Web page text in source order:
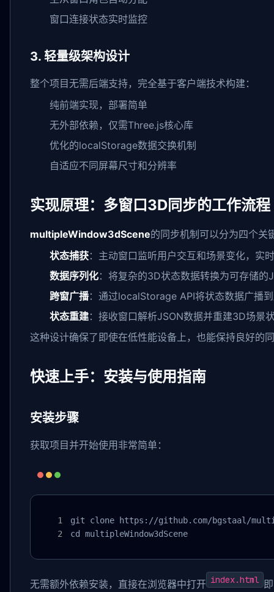
窗口连接状态实时监控
3. 轻量级架构设计
整个项目无需后端支持，完全基于客户端技术构建：
纯前端实现，部署简单
无外部依赖，仅需Three.js核心库
优化的localStorage数据交换机制
自适应不同屏幕尺寸和分辨率
实现原理：多窗口3D同步的工作流程
multipleWindow3dScene的同步机制可以分为四个关
状态捕获：主动窗口监听用户交互和场景变化，实
数据序列化：将复杂的3D状态数据转换为可存储的
跨窗广播：通过localStorage API将状态数据广播
状态重建：接收窗口解析JSON数据并重建3D场景
这种设计确保了即使在低性能设备上，也能保持良好的
快速上手：安装与使用指南
安装步骤
获取项目并开始使用非常简单：
git clone https://github.com/bgstaal/
cd multipleWindow3dScene
无需额外依赖安装，直接在浏览器中打开 index.html